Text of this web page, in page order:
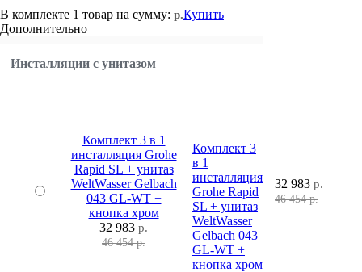
В комплекте 1 товар на сумму: р.Купить
Дополнительно
Инсталляции с унитазом
Комплект 3 в 1
инсталляция Grohe
Rapid SL + унитаз
WeltWasser Gelbach
043 GL-WT +
кнопка хром
32 983 р.
46 454 р.
Комплект 3
в 1
инсталляция
Grohe Rapid
SL + унитаз
WeltWasser
Gelbach 043
GL-WT +
кнопка хром
32 983 р.
46 454 р.